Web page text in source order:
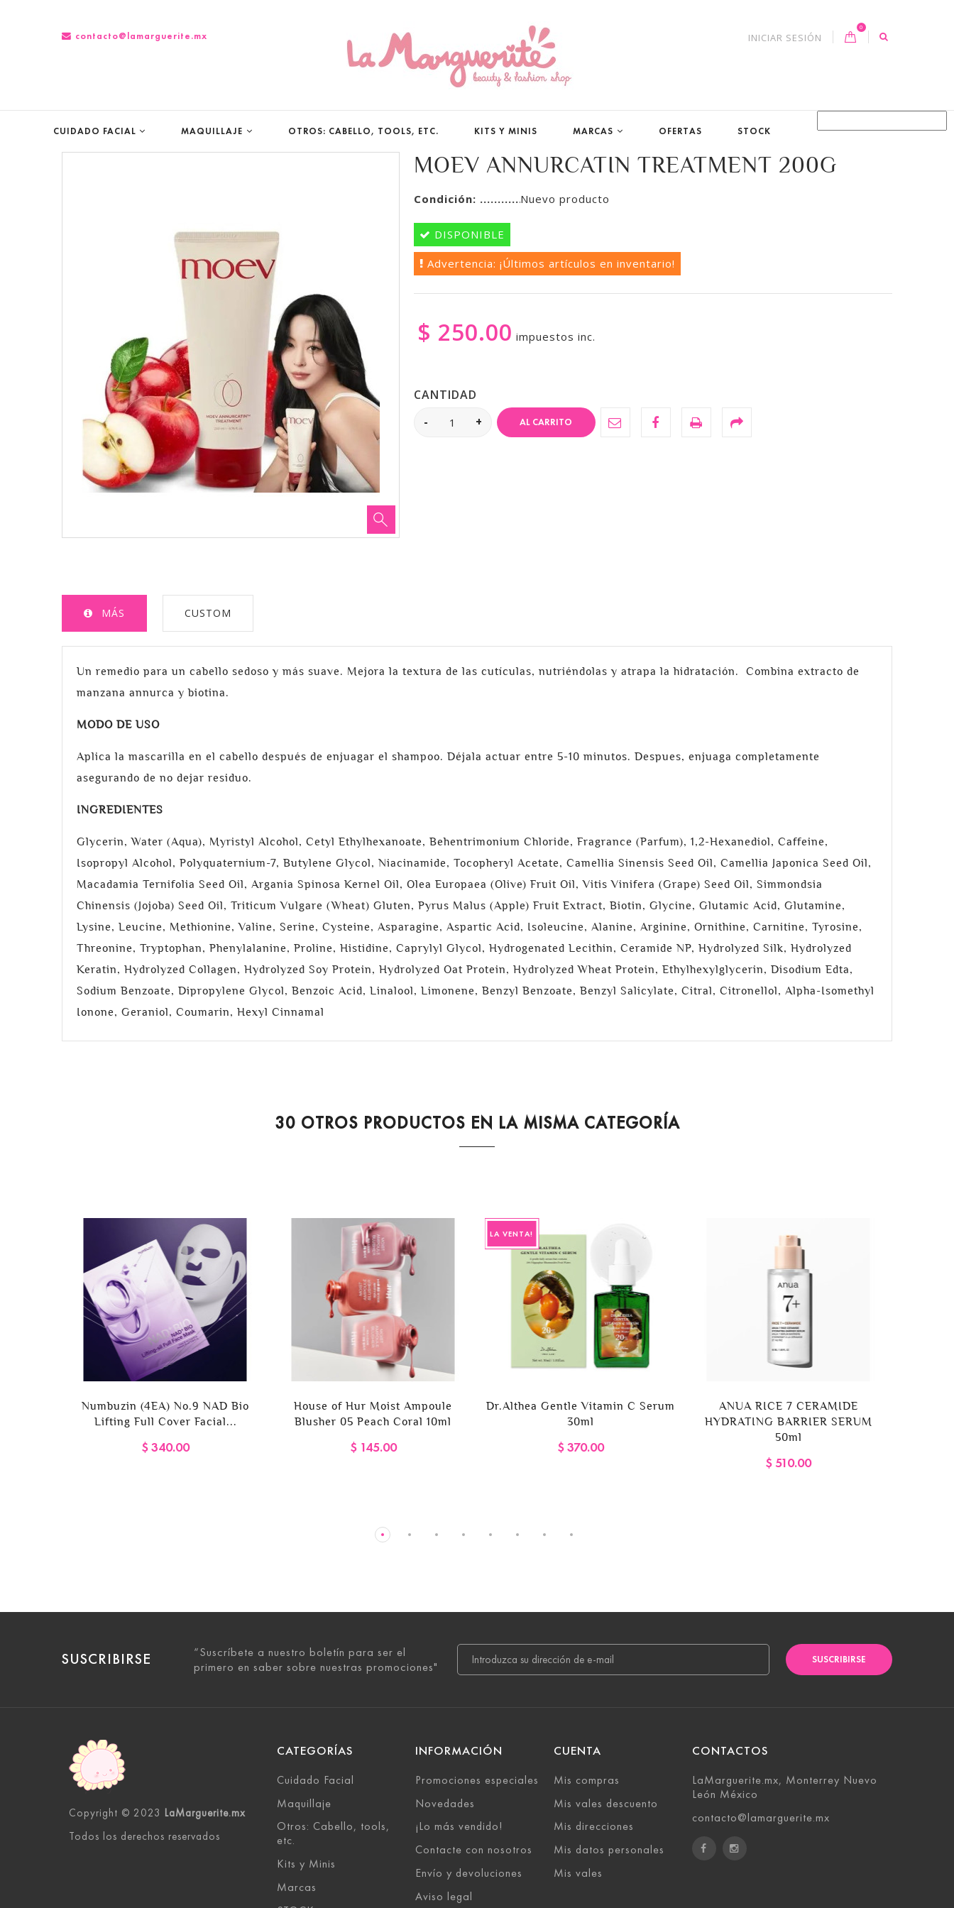
contacto@lamarguerite.mx
0
INICIAR SESIÓN
CUIDADO FACIAL MAQUILLAJE OTROS: CABELLO, TOOLS, ETC. KITS Y MINIS MARCAS OFERTAS STOCK
MOEV ANNURCATIN TREATMENT 200G
Condición: Nuevo producto
DISPONIBLE
Advertencia: ¡Últimos artículos en inventario!
$ 250.00 impuestos inc.
CANTIDAD
AL CARRITO
MÁS CUSTOM
Un remedio para un cabello sedoso y más suave. Mejora la textura de las cutículas, nutriéndolas y atrapa la hidratación. Combina extracto de
manzana annurca y biotina.
MODO DE USO
Aplica la mascarilla en el cabello después de enjuagar el shampoo. Déjala actuar entre 5-10 minutos. Despues, enjuaga completamente
asegurando de no dejar residuo.
INGREDIENTES
Glycerin, Water (Aqua), Myristyl Alcohol, Cetyl Ethylhexanoate, Behentrimonium Chloride, Fragrance (Parfum), 1,2-Hexanediol, Caffeine,
Isopropyl Alcohol, Polyquaternium-7, Butylene Glycol, Niacinamide, Tocopheryl Acetate, Camellia Sinensis Seed Oil, Camellia Japonica Seed Oil,
Macadamia Ternifolia Seed Oil, Argania Spinosa Kernel Oil, Olea Europaea (Olive) Fruit Oil, Vitis Vinifera (Grape) Seed Oil, Simmondsia
Chinensis (Jojoba) Seed Oil, Triticum Vulgare (Wheat) Gluten, Pyrus Malus (Apple) Fruit Extract, Biotin, Glycine, Glutamic Acid, Glutamine,
Lysine, Leucine, Methionine, Valine, Serine, Cysteine, Asparagine, Aspartic Acid, Isoleucine, Alanine, Arginine, Ornithine, Carnitine, Tyrosine,
Threonine, Tryptophan, Phenylalanine, Proline, Histidine, Caprylyl Glycol, Hydrogenated Lecithin, Ceramide NP, Hydrolyzed Silk, Hydrolyzed
Keratin, Hydrolyzed Collagen, Hydrolyzed Soy Protein, Hydrolyzed Oat Protein, Hydrolyzed Wheat Protein, Ethylhexylglycerin, Disodium Edta,
Sodium Benzoate, Dipropylene Glycol, Benzoic Acid, Linalool, Limonene, Benzyl Benzoate, Benzyl Salicylate, Citral, Citronellol, Alpha-Isomethyl
Ionone, Geraniol, Coumarin, Hexyl Cinnamal
30 OTROS PRODUCTOS EN LA MISMA CATEGORÍA
Numbuzin (4EA) No.9 NAD Bio
Lifting Full Cover Facial...
$ 340.00
House of Hur Moist Ampoule
Blusher 05 Peach Coral 10ml
$ 145.00
LA VENTA!
Dr.Althea Gentle Vitamin C Serum
30ml
$ 370.00
ANUA RICE 7 CERAMIDE
HYDRATING BARRIER SERUM
50ml
$ 510.00
SUSCRIBIRSE
“Suscríbete a nuestro boletín para ser el
primero en saber sobre nuestras promociones"
SUSCRIBIRSE
Copyright © 2023 LaMarguerite.mx
Todos los derechos reservados
CATEGORÍAS
Cuidado Facial
Maquillaje
Otros: Cabello, tools,
etc.
Kits y Minis
Marcas
INFORMACIÓN
Promociones especiales
Novedades
¡Lo más vendido!
Contacte con nosotros
Envío y devoluciones
Aviso legal
CUENTA
Mis compras
Mis vales descuento
Mis direcciones
Mis datos personales
Mis vales
CONTACTOS
LaMarguerite.mx, Monterrey Nuevo
León México
contacto@lamarguerite.mx